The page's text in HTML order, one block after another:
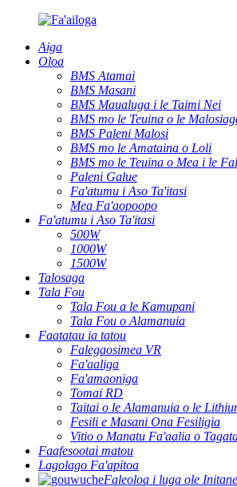
Aiga
Oloa
BMS Atamai
BMS Masani
BMS Maualuga i le Taimi Nei
BMS mo le Teuina o le
BMS Paleni Malosi
BMS mo le Amataina o Loli
BMS mo le Teuina o Mea i le
Paleni Galue
Fa'atumu i Aso Ta'itasi
Mea Fa'aopoopo
Fa'atumu i Aso Ta'itasi
500W
1000W
1500W
Talosaga
Tala Fou
Tala Fou a le Kamupani
Tala Fou o Alamanuia
Faatatau ia tatou
Falegaosimea VR
Fa'aaliga
Fa'amaoniga
Tomai RD
Taitai o le Alamanuia o le
Fesili e Masani Ona Fesiligia
Vitio o Manatu Fa'aalia o
Faafesootai matou
Lagolago Fa'apitoa
Faleoloa i luga ole